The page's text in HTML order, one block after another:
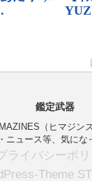
鑑定武器
（ヒマジン
ニュース等、気にな
ライバシーポ
Theme